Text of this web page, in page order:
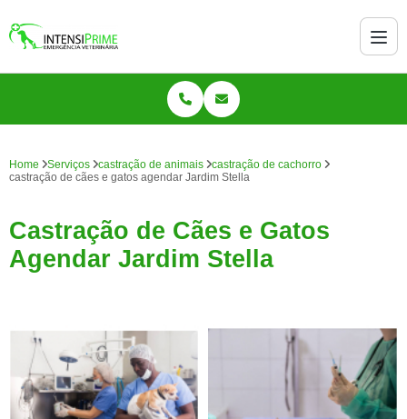
Home Serviços castração de animais
castração de cachorro
castração de cães e gatos agendar Jardim Stella
Castração de Cães e Gatos
Agendar Jardim Stella